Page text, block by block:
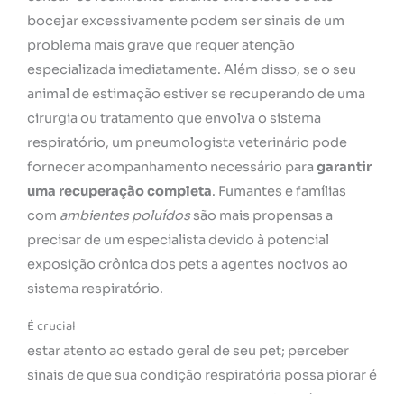
bocejar excessivamente podem ser sinais de um
problema mais grave que requer atenção
especializada imediatamente. Além disso, se o seu
animal de estimação estiver se recuperando de uma
cirurgia ou tratamento que envolva o sistema
respiratório, um pneumologista veterinário pode
fornecer acompanhamento necessário para garantir
uma recuperação completa. Fumantes e famílias
com ambientes poluídossão mais propensas a
precisar de um especialista devido à potencial
exposição crônica dos pets a agentes nocivos ao
sistema respiratório.
É crucial
estar atento ao estado geral de seu pet; perceber
sinais de que sua condição respiratória possa piorar é